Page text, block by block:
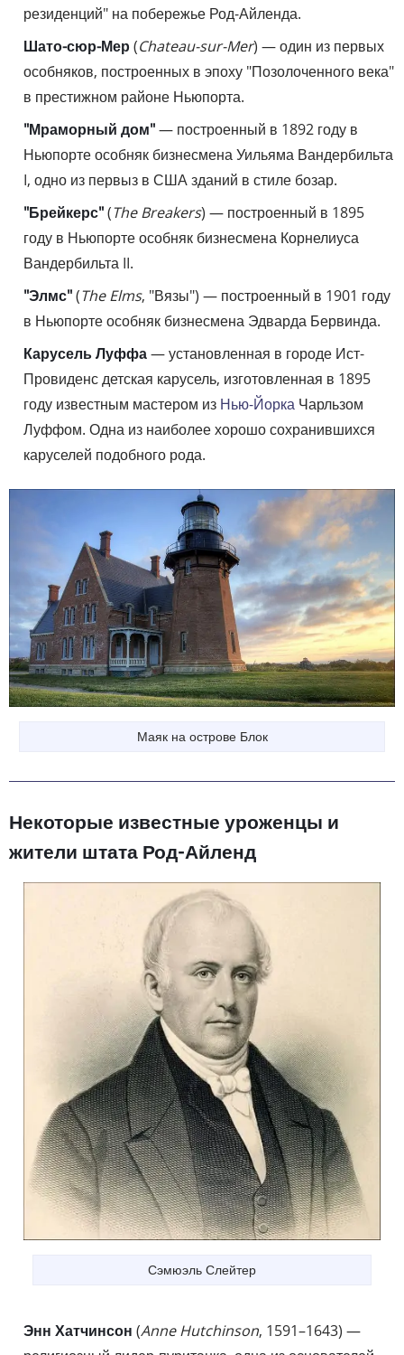
резиденций" на побережье Род-Айленда.
Шато-сюр-Мер (Chateau-sur-Mer) — один из первых
особняков, построенных в эпоху "Позолоченного века"
в престижном районе Ньюпорта.
"Мраморный дом"— построенный в 1892 году в
Ньюпорте особняк бизнесмена Уильяма Вандербильта
I, одно из первыз в США зданий в стиле бозар.
"Брейкерс"(The Breakers) — построенный в 1895
году в Ньюпорте особняк бизнесмена Корнелиуса
Вандербильта II.
"Элмс"(The Elms, "Вязы") — построенный в 1901 году
в Ньюпорте особняк бизнесмена Эдварда Бервинда.
Карусель Луффа— установленная в городе Ист-
Провиденс детская карусель, изготовленная в 1895
году известным мастером из Нью-Йорка Чарльзом
Луффом. Одна из наиболее хорошо сохранившихся
каруселей подобного рода.
Маяк на острове Блок
Некоторые известные уроженцы и
жители штата Род-Айленд
Сэмюэль Слейтер
Энн Хатчинсон (Anne Hutchinson, 1591–1643) —